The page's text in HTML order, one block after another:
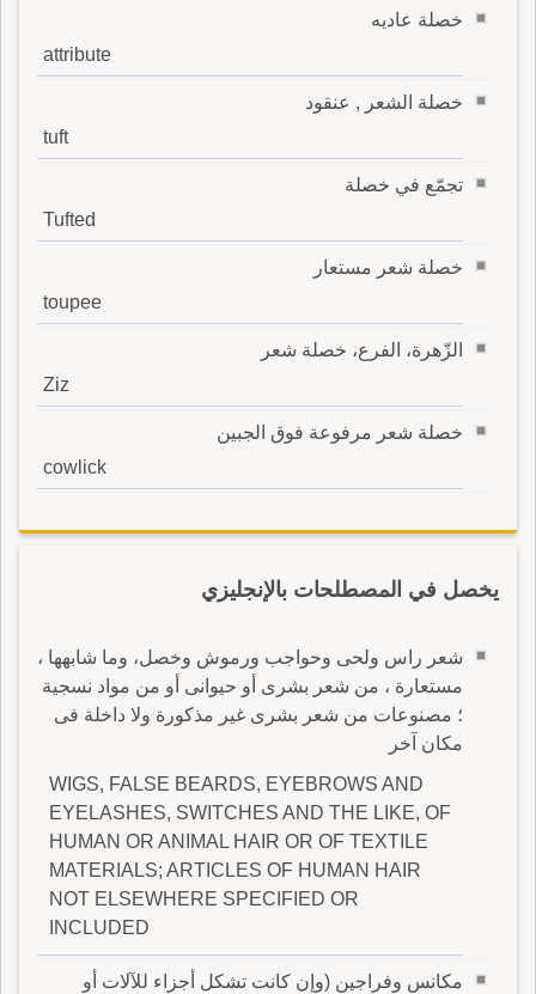
خصلة عاديه
attribute
خصلة الشعر , عنقود
tuft
تجمّع في خصلة
Tufted
خصلة شعر مستعار
toupee
الزّهرة، الفرع، خصلة شعر
Ziz
خصلة شعر مرفوعة فوق الجبين
cowlick
يخصل في المصطلحات بالإنجليزي
شعر راس ولحى وحواجب ورموش وخصل، وما شابهها ،
مستعارة ، من شعر بشرى أو حيوانى أو من مواد نسجية
؛ مصنوعات من شعر بشرى غير مذكورة ولا داخلة فى
مكان آخر
WIGS, FALSE BEARDS, EYEBROWS AND
EYELASHES, SWITCHES AND THE LIKE, OF
HUMAN OR ANIMAL HAIR OR OF TEXTILE
MATERIALS; ARTICLES OF HUMAN HAIR
NOT ELSEWHERE SPECIFIED OR
INCLUDED
مكانس وفراجين (وإن كانت تشكل أجزاء للآلات أو